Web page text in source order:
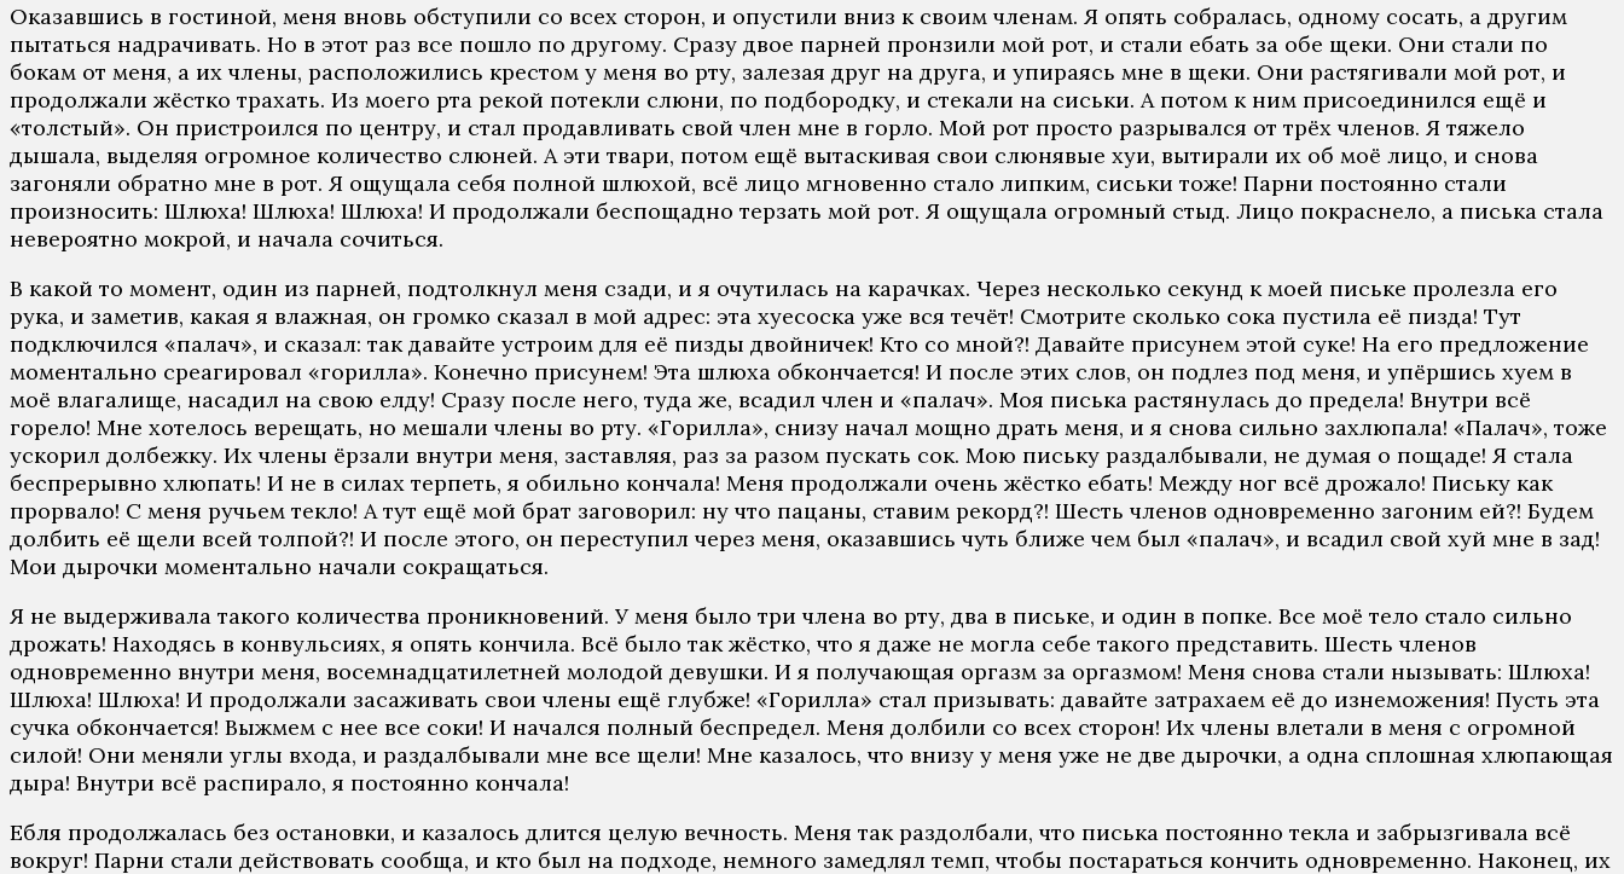
Оказавшись в гостиной, меня вновь обступили со всех сторон, и опустили вниз к своим членам. Я опять собралась, одному сосать, а другим
пытаться надрачивать. Но в этот раз все пошло по другому. Сразу двое парней пронзили мой рот, и стали ебать за обе щеки. Они стали по
бокам от меня, а их члены, расположились крестом у меня во рту, залезая друг на друга, и упираясь мне в щеки. Они растягивали мой рот, и
продолжали жёстко трахать. Из моего рта рекой потекли слюни, по подбородку, и стекали на сиськи. А потом к ним присоединился ещё и
«толстый». Он пристроился по центру, и стал продавливать свой член мне в горло. Мой рот просто разрывался от трёх членов. Я тяжело
дышала, выделяя огромное количество слюней. А эти твари, потом ещё вытаскивая свои слюнявые хуи, вытирали их об моё лицо, и снова
загоняли обратно мне в рот. Я ощущала себя полной шлюхой, всё лицо мгновенно стало липким, сиськи тоже! Парни постоянно стали
произносить: Шлюха! Шлюха! Шлюха! И продолжали беспощадно терзать мой рот. Я ощущала огромный стыд. Лицо покраснело, а писька стала
невероятно мокрой, и начала сочиться.
В какой то момент, один из парней, подтолкнул меня сзади, и я очутилась на карачках. Через несколько секунд к моей письке пролезла его
рука, и заметив, какая я влажная, он громко сказал в мой адрес: эта хуесоска уже вся течёт! Смотрите сколько сока пустила её пизда! Тут
подключился «палач», и сказал: так давайте устроим для её пизды двойничек! Кто со мной?! Давайте присунем этой суке! На его предложение
моментально среагировал «горилла». Конечно присунем! Эта шлюха обкончается! И после этих слов, он подлез под меня, и упёршись хуем в
моё влагалище, насадил на свою елду! Сразу после него, туда же, всадил член и «палач». Моя писька растянулась до предела! Внутри всё
горело! Мне хотелось верещать, но мешали члены во рту. «Горилла», снизу начал мощно драть меня, и я снова сильно захлюпала! «Палач», тоже
ускорил долбежку. Их члены ёрзали внутри меня, заставляя, раз за разом пускать сок. Мою письку раздалбывали, не думая о пощаде! Я стала
беспрерывно хлюпать! И не в силах терпеть, я обильно кончала! Меня продолжали очень жёстко ебать! Между ног всё дрожало! Письку как
прорвало! С меня ручьем текло! А тут ещё мой брат заговорил: ну что пацаны, ставим рекорд?! Шесть членов одновременно загоним ей?! Будем
долбить её щели всей толпой?! И после этого, он переступил через меня, оказавшись чуть ближе чем был «палач», и всадил свой хуй мне в зад!
Мои дырочки моментально начали сокращаться.
Я не выдерживала такого количества проникновений. У меня было три члена во рту, два в письке, и один в попке. Все моё тело стало сильно
дрожать! Находясь в конвульсиях, я опять кончила. Всё было так жёстко, что я даже не могла себе такого представить. Шесть членов
одновременно внутри меня, восемнадцатилетней молодой девушки. И я получающая оргазм за оргазмом! Меня снова стали нызывать: Шлюха!
Шлюха! Шлюха! И продолжали засаживать свои члены ещё глубже! «Горилла» стал призывать: давайте затрахаем её до изнеможения! Пусть эта
сучка обкончается! Выжмем с нее все соки! И начался полный беспредел. Меня долбили со всех сторон! Их члены влетали в меня с огромной
силой! Они меняли углы входа, и раздалбывали мне все щели! Мне казалось, что внизу у меня уже не две дырочки, а одна сплошная хлюпающая
дыра! Внутри всё распирало, я постоянно кончала!
Ебля продолжалась без остановки, и казалось длится целую вечность. Меня так раздолбали, что писька постоянно текла и забрызгивала всё
вокруг! Парни стали действовать сообща, и кто был на подходе, немного замедлял темп, чтобы постараться кончить одновременно. Наконец, их